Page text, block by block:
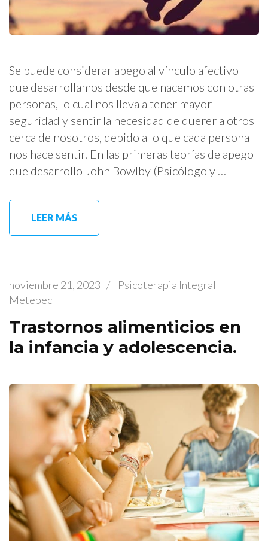
Se puede considerar apego al vínculo afectivo
que desarrollamos desde que nacemos con otras
personas, lo cual nos lleva a tener mayor
seguridad y sentir la necesidad de querer a otros
cerca de nosotros, debido a lo que cada persona
nos hace sentir. En las primeras teorías de apego
que desarrollo John Bowlby (Psicólogo y …
LEER MÁS
noviembre 21, 2023 /
Psicoterapia Integral
Metepec
Trastornos alimenticios en
la infancia y adolescencia.